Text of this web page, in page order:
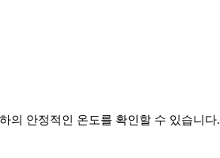
의 안정적인 온도를 확인할 수 있습니다.